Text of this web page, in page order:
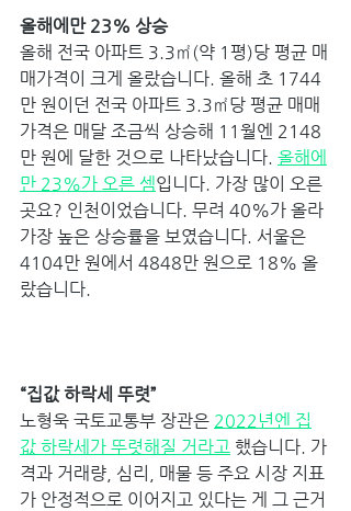
올해에만 23% 상승
올해 전국 아파트 3.3㎡(약 1평)당 평균 매
매가격이 크게 올랐습니다. 올해 초 1744
만 원이던 전국 아파트 3.3㎡당 평균 매매
가격은 매달 조금씩 상승해 11월엔 2148
만 원에 달한 것으로 나타났습니다. 올해에
만 23%가 오른 셈입니다. 가장 많이 오른
곳요? 인천이었습니다. 무려 40%가 올라
가장 높은 상승률을 보였습니다. 서울은
4104만 원에서 4848만 원으로 18% 올
랐습니다.
“집값 하락세 뚜렷”
노형욱 국토교통부 장관은 2022년엔 집
값 하락세가 뚜렷해질 거라고 했습니다. 가
격과 거래량, 심리, 매물 등 주요 시장 지표
가 안정적으로 이어지고 있다는 게 그 근거